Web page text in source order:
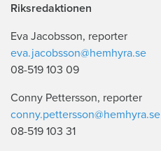
Riksredaktionen
Eva Jacobsson, reporter
eva.jacobsson@hemhyra.se
08-519 103 09
Conny Pettersson, reporter
conny.pettersson@hemhyra.se
08-519 103 31